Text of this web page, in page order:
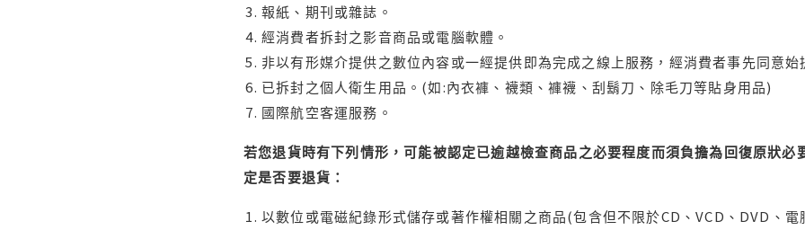
報紙、期刊或雜誌。
經消費者拆封之影音商品或電腦軟體。
非以有形媒介提供之數位內容或一經提供即為完成之線上服務，經消費者事先同意
已拆封之個人衛生用品。(如:內衣褲、襪類、褲襪、刮鬍刀、除毛刀等貼身用品)
國際航空客運服務。
若您退貨時有下列情形，可能被認定已逾越檢查商品之必要程度而須負擔為回復原狀
定是否要退貨：
以數位或電磁紀錄形式儲存或著作權相關之商品(包含但不限於CD、VCD、DVD、